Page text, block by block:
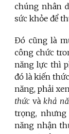
chúng nhân
sức khỏe để
Đó cũng là
công chức
năng lực thì
đó là kiến
năng, phải
thức và khả
trọng,
năng nhận